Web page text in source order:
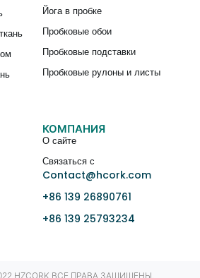
Йога в пробке
Пробковые обои
Пробковые подставки
Пробковые рулоны и листы
КОМПАНИЯ
О сайте
Связаться с
Contact@hcork.com
+86 139 26890761
+86 139 25793234
HZCORK ВСЕ ПРАВА ЗАЩИЩЕНЫ.